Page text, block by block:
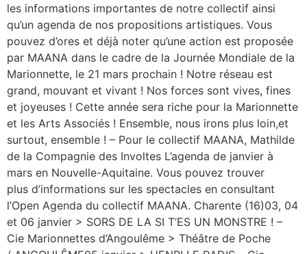
les informations importantes de notre collectif ainsi
qu’un agenda de nos propositions artistiques. Vous
pouvez d’ores et déjà noter qu’une action est proposée
par MAANA dans le cadre de la Journée Mondiale de la
Marionnette, le 21 mars prochain ! Notre réseau est
grand, mouvant et vivant ! Nos forces sont vives, fines
et joyeuses ! Cette année sera riche pour la Marionnette
et les Arts Associés ! Ensemble, nous irons plus loin,et
surtout, ensemble ! – Pour le collectif MAANA, Mathilde
de la Compagnie des Involtes L’agenda de janvier à
mars en Nouvelle-Aquitaine. Vous pouvez trouver
plus d’informations sur les spectacles en consultant
l’Open Agenda du collectif MAANA. Charente (16)03, 04
et 06 janvier > SORS DE LA SI T’ES UN MONSTRE ! –
Cie Marionnettes d’Angoulême > Théâtre de Poche